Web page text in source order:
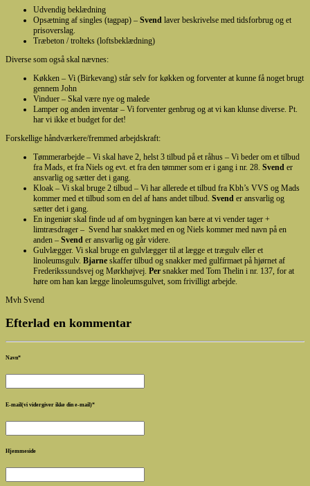
Udvendig beklædning
Opsætning af singles (tagpap) – Svend laver beskrivelse med tidsforbrug og et
prisoverslag.
Træbeton / trolteks (loftsbeklædning)
Diverse som også skal nævnes:
Køkken – Vi (Birkevang) står selv for køkken og forventer at kunne få noget brugt
gennem John
Vinduer – Skal være nye og malede
Lamper og anden inventar – Vi forventer genbrug og at vi kan klunse diverse. Pt.
har vi ikke et budget for det!
Forskellige håndværkere/fremmed arbejdskraft:
Tømmerarbejde – Vi skal have 2, helst 3 tilbud på et råhus – Vi beder om et tilbud
fra Mads, et fra Niels og evt. et fra den tømmer som er i gang i nr. 28. Svend er
ansvarlig og sætter det i gang.
Kloak – Vi skal bruge 2 tilbud – Vi har allerede et tilbud fra Kbh’s VVS og Mads
kommer med et tilbud som en del af hans andet tilbud. Svend er ansvarlig og
sætter det i gang.
En ingeniør skal finde ud af om bygningen kan bære at vi vender tager +
limtræsdrager – Svend har snakket med en og Niels kommer med navn på en
anden – Svend er ansvarlig og går videre.
Gulvlægger. Vi skal bruge en gulvlægger til at lægge et trægulv eller et
linoleumsgulv. Bjarne skaffer tilbud og snakker med gulfirmaet på hjørnet af
Frederikssundsvej og Mørkhøjvej. Per snakker med Tom Thelin i nr. 137, for at
høre om han kan lægge linoleumsgulvet, som frivilligt arbejde.
Mvh Svend
Efterlad en kommentar
Navn*
E-mail(vi vidergiver ikke din e-mail)*
Hjemmeside